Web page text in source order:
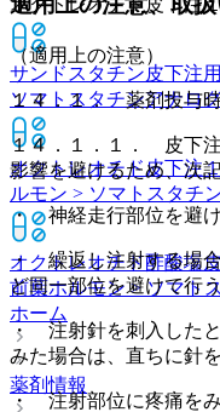
サンドスタチン皮下注
ソマトスタチンアナロ
オクトレオチド皮下注
ルモン > ソマトスタチ
オクトレオチド酢酸塩
前葉ホルモン > ソマト
ホーム
薬剤情報
（適用上の注意）
１４．１． 薬剤投与
１４．１．１． 皮下
影響を避けるため、次
・ 神経走行部位を避け
・ 繰返し注射する場
ど同一部位を避けて行
・ 注射針を刺入した
みた場合は、直ちに針
・ 注射部位に疼痛をみ